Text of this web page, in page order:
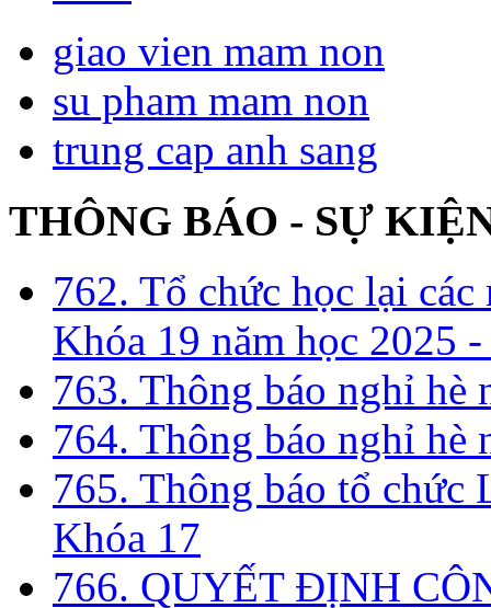
giao vien mam non
su pham mam non
trung cap anh sang
THÔNG BÁO - SỰ
762. Tổ chức học lại
Khóa 19 năm học 2025
763. Thông báo nghỉ hè
764. Thông báo nghỉ hè
765. Thông báo tổ chức
Khóa 17
766. QUYẾT ĐỊNH